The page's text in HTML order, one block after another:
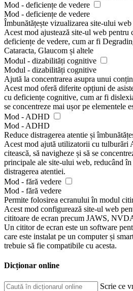
Mod - deficiențe de vedere
Mod - deficiențe de vedere
Îmbunătățește vizualizarea site-ului web
Acest mod ajustează site-ul web
deficiențe de vedere, cum ar fi
Cataracta, Glaucom și altele
Modul - dizabilități cognitive
Modul - dizabilități cognitive
Ajută la concentrarea asupra unui
Acest mod oferă diferite opțiuni de
cu deficiențe cognitive, cum ar fi
se concentreze mai ușor pe elementele
Mod - ADHD
Mod - ADHD
Reduce distragerea atentie și
Acest mod ajută utilizatorii cu tulburări
citească, să navigheze și să se
principale ale site-ului web, reducând
distragerea atentiei.
Mod - fără vedere
Mod - fără vedere
Permite folosirea ecranului în modul
Acest mod configurează site-ul web
cititoare de ecran precum JAWS,
Un cititor de ecran este un software
care este instalat pe un computer și
trebuie să fie compatibile cu acesta.
Dicționar online
Scrie ce